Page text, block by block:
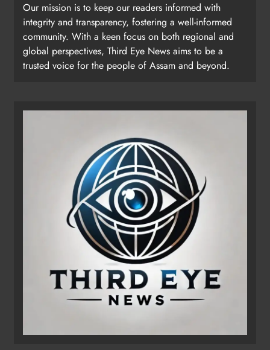
Our mission is to keep our readers informed with
integrity and transparency, fostering a well-informed
community. With a keen focus on both regional and
global perspectives, Third Eye News aims to be a
trusted voice for the people of Assam and beyond.